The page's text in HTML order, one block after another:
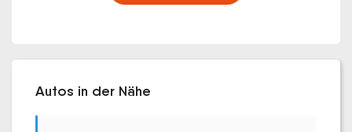
Autos in der Nähe